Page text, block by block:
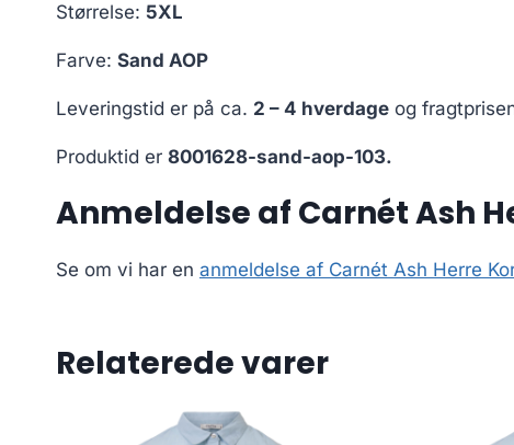
Størrelse: 5XL
Farve: Sand AOP
Leveringstid er på ca. 2 – 4 hverdage og
Produktid er 8001628-sand-aop-103.
Anmeldelse af Carnét Ash
Se om vi har en anmeldelse af Carnét Ash Herre
Relaterede varer